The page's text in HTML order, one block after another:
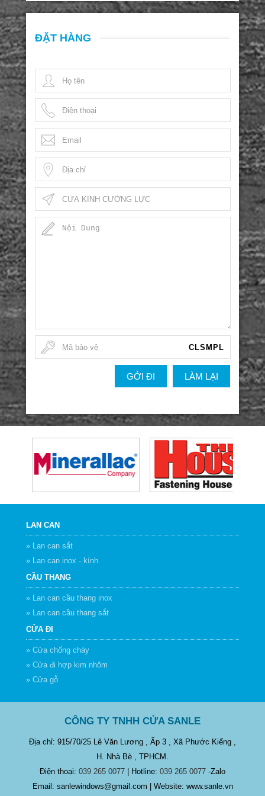
ĐẶT HÀNG
CLSMPL
LÀM LẠI
GỞI ĐI
LAN CAN
» Lan can sắt
» Lan can inox - kính
CẦU THANG
» Lan can cầu thang inox
» Lan can cầu thang sắt
CỬA ĐI
» Cửa chống cháy
» Cửa đi hợp kim nhôm
» Cửa gỗ
CÔNG TY TNHH CỬA SANLE
Địa chỉ: 915/70/25 Lê Văn Lương , Ấp 3 , Xã Phước Kiểng ,
H. Nhà Bè , TPHCM.
Điện thoại: 039 265 0077 | Hotline: 039 265 0077 -Zalo
Email: sanlewindows@gmail.com | Website: www.sanle.vn